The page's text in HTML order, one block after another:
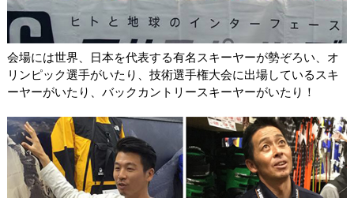
会場には世界、日本を代表する有名スキーヤーが勢ぞろい、オ
リンピック選手がいたり、技術選手権大会に出場しているスキ
ーヤーがいたり、バックカントリースキーヤーがいたり！